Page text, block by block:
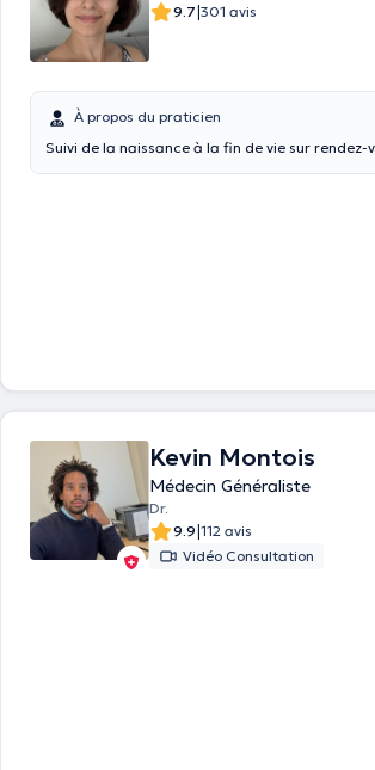
9.7|301 avis
À propos du praticien
Suivi de la naissance à la fin de vie sur rendez-
Kevin Montois
Médecin Généraliste
Dr.
9.9|112 avis
Vidéo Consultation